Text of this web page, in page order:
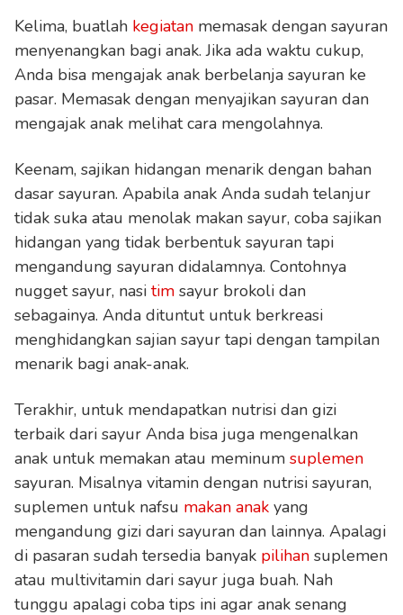
Kelima, buatlah kegiatan memasak dengan sayuran
menyenangkan bagi anak. Jika ada waktu cukup,
Anda bisa mengajak anak berbelanja sayuran ke
pasar. Memasak dengan menyajikan sayuran dan
mengajak anak melihat cara mengolahnya.
Keenam, sajikan hidangan menarik dengan bahan
dasar sayuran. Apabila anak Anda sudah telanjur
tidak suka atau menolak makan sayur, coba sajikan
hidangan yang tidak berbentuk sayuran tapi
mengandung sayuran didalamnya. Contohnya
nugget sayur, nasi tim sayur brokoli dan
sebagainya. Anda dituntut untuk berkreasi
menghidangkan sajian sayur tapi dengan tampilan
menarik bagi anak-anak.
Terakhir, untuk mendapatkan nutrisi dan gizi
terbaik dari sayur Anda bisa juga mengenalkan
anak untuk memakan atau meminum suplemen
sayuran. Misalnya vitamin dengan nutrisi sayuran,
suplemen untuk nafsu makan anak yang
mengandung gizi dari sayuran dan lainnya. Apalagi
di pasaran sudah tersedia banyak pilihan suplemen
atau multivitamin dari sayur juga buah. Nah
tunggu apalagi coba tips ini agar anak senang